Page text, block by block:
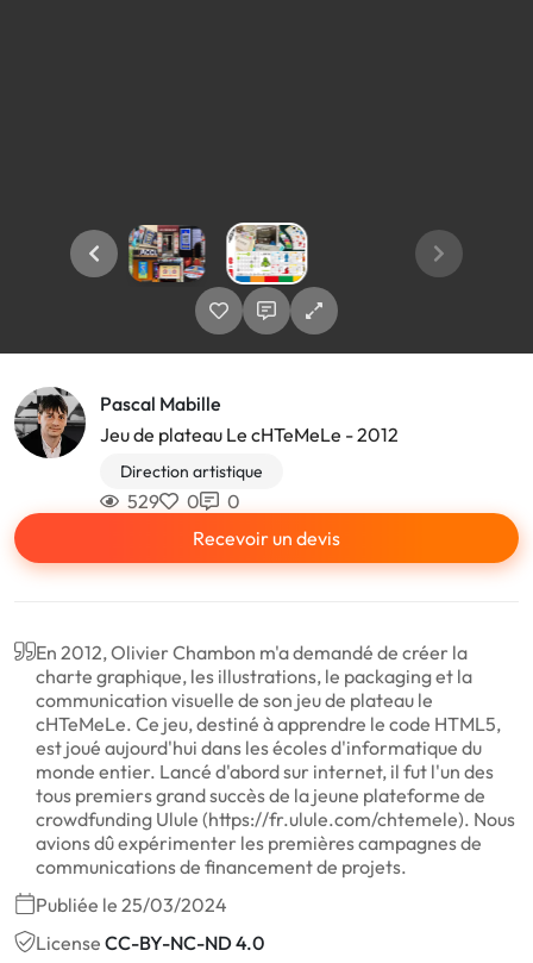
Pascal Mabille
Jeu de plateau Le cHTeMeLe - 2012
Direction artistique
529 0
0
Recevoir un devis
En 2012, Olivier Chambon m'a demandé de créer la
charte graphique, les illustrations, le packaging et la
communication visuelle de son jeu de plateau le
cHTeMeLe. Ce jeu, destiné à apprendre le code HTML5,
est joué aujourd'hui dans les écoles d'informatique du
monde entier. Lancé d'abord sur internet, il fut l'un des
tous premiers grand succès de la jeune plateforme de
crowdfunding Ulule (https://fr.ulule.com/chtemele). Nous
avions dû expérimenter les premières campagnes de
communications de financement de projets.
Publiée le 25/03/2024
License CC-BY-NC-ND 4.0